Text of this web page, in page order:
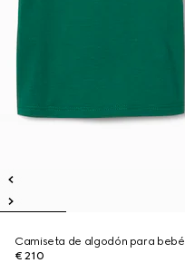
Camiseta de algodón para bebé
€ 210